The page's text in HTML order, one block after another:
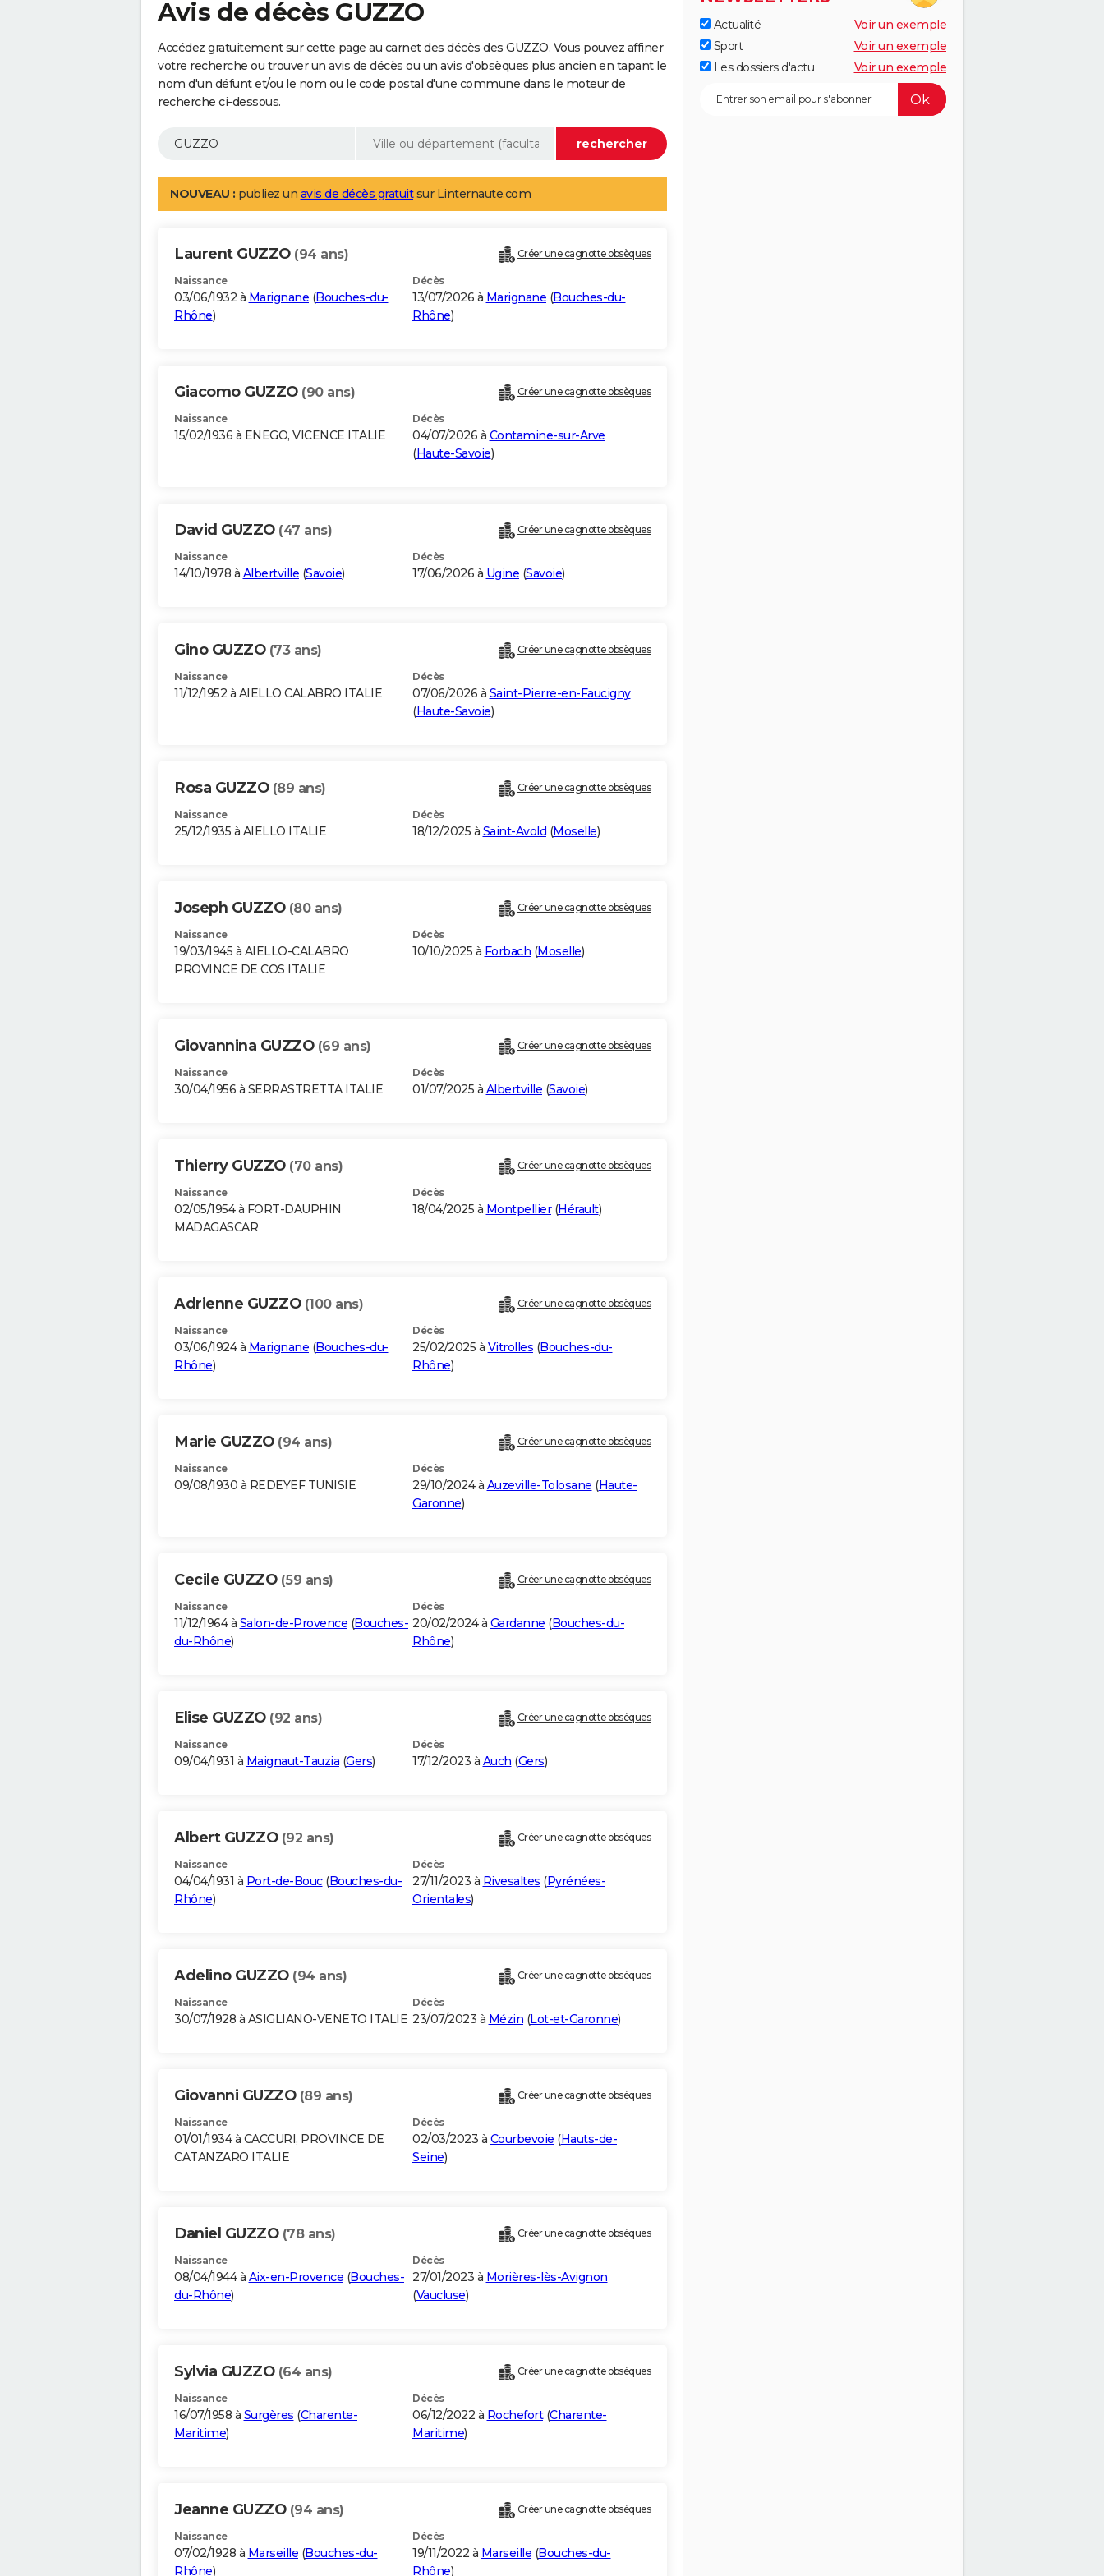
Avis de décès GUZZO
Accédez gratuitement sur cette page au carnet des décès des GUZZO. Vous pouvez affiner
votre recherche ou trouver un avis de décès ou un avis d'obsèques plus ancien en tapant le
nom d'un défunt et/ou le nom ou le code postal d'une commune dans le moteur de
recherche ci-dessous.
NOUVEAU : publiez un avis de décès gratuitsur Linternaute.com
Laurent GUZZO (94 ans) Créer une cagnotte obsèques
Naissance
03/06/1932 à Marignane (Bouches-du-
Rhône)
Décès
13/07/2026 à Marignane (Bouches-du-
Rhône)
Giacomo GUZZO (90 ans) Créer une cagnotte obsèques
Naissance
15/02/1936 à ENEGO, VICENCE ITALIE
Décès
04/07/2026 à Contamine-sur-Arve
(Haute-Savoie)
David GUZZO (47 ans) Créer une cagnotte obsèques
Naissance
14/10/1978 à Albertville (Savoie)
Décès
17/06/2026 à Ugine (Savoie)
Gino GUZZO (73 ans) Créer une cagnotte obsèques
Naissance
11/12/1952 à AIELLO CALABRO ITALIE
Décès
07/06/2026 à Saint-Pierre-en-Faucigny
(Haute-Savoie)
Rosa GUZZO (89 ans) Créer une cagnotte obsèques
Naissance
25/12/1935 à AIELLO ITALIE
Décès
18/12/2025 à Saint-Avold (Moselle)
Joseph GUZZO (80 ans) Créer une cagnotte obsèques
Naissance
19/03/1945 à AIELLO-CALABRO
PROVINCE DE COS ITALIE
Décès
10/10/2025 à Forbach (Moselle)
Giovannina GUZZO (69 ans) Créer une cagnotte obsèques
Naissance
30/04/1956 à SERRASTRETTA ITALIE
Décès
01/07/2025 à Albertville (Savoie)
Thierry GUZZO (70 ans) Créer une cagnotte obsèques
Naissance
02/05/1954 à FORT-DAUPHIN
MADAGASCAR
Décès
18/04/2025 à Montpellier(Hérault)
Adrienne GUZZO (100 ans) Créer une cagnotte obsèques
Naissance
03/06/1924 à Marignane (Bouches-du-
Rhône)
Décès
25/02/2025 à Vitrolles (Bouches-du-
Rhône)
Marie GUZZO (94 ans) Créer une cagnotte obsèques
Naissance
09/08/1930 à REDEYEF TUNISIE
Décès
29/10/2024 à Auzeville-Tolosane (Haute-
Garonne)
Cecile GUZZO (59 ans) Créer une cagnotte obsèques
Naissance
11/12/1964 à Salon-de-Provence (Bouches-
du-Rhône)
Décès
20/02/2024 à Gardanne (Bouches-du-
Rhône)
Elise GUZZO (92 ans) Créer une cagnotte obsèques
Naissance
09/04/1931 à Maignaut-Tauzia (Gers)
Décès
17/12/2023 à Auch (Gers)
Albert GUZZO (92 ans) Créer une cagnotte obsèques
Naissance
04/04/1931 à Port-de-Bouc(Bouches-du-
Rhône)
Décès
27/11/2023 à Rivesaltes (Pyrénées-
Orientales)
Adelino GUZZO (94 ans) Créer une cagnotte obsèques
Naissance
30/07/1928 à ASIGLIANO-VENETO ITALIE
Décès
23/07/2023 à Mézin (Lot-et-Garonne)
Giovanni GUZZO (89 ans) Créer une cagnotte obsèques
Naissance
01/01/1934 à CACCURI, PROVINCE DE
CATANZARO ITALIE
Décès
02/03/2023 à Courbevoie (Hauts-de-
Seine)
Daniel GUZZO (78 ans) Créer une cagnotte obsèques
Naissance
08/04/1944 à Aix-en-Provence (Bouches-
du-Rhône)
Décès
27/01/2023 à Morières-lès-Avignon
(Vaucluse)
Sylvia GUZZO (64 ans) Créer une cagnotte obsèques
Naissance
16/07/1958 à Surgères (Charente-
Maritime)
Décès
06/12/2022 à Rochefort(Charente-
Maritime)
Jeanne GUZZO (94 ans) Créer une cagnotte obsèques
Naissance
07/02/1928 à Marseille (Bouches-du-
Rhône)
Décès
19/11/2022 à Marseille (Bouches-du-
Rhône)
Actualité
Voir un exemple
Sport
Voir un exemple
Les dossiers d'actu
Voir un exemple